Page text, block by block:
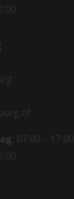
07:00 – 17:00